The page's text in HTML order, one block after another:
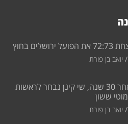
בחוץ
יואב בן פורת
מהפך בחולון: לאחר 30 שנה, שי קינן נבחר לראשות
ששון
יואב בן פורת